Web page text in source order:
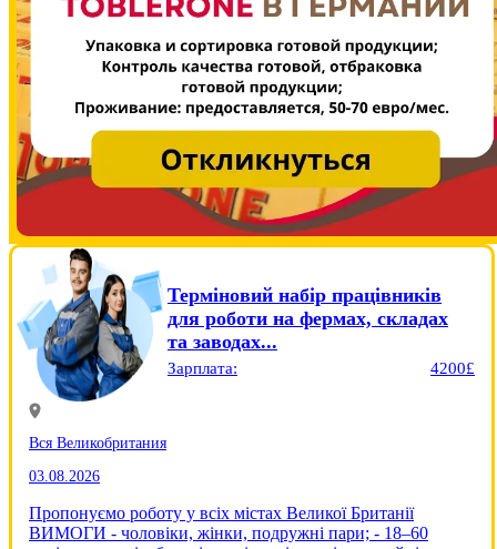
Терміновий набір працівників
для роботи на фермах, складах
та заводах...
Зарплата: 4200£
Вся Великобритания
03.08.2026
Пропонуємо роботу у всіх містах Великої Британії
ВИМОГИ - чоловіки, жінки, подружні пари; - 18–60